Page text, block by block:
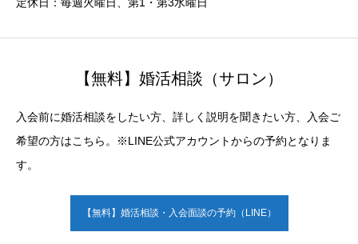
【無料】婚活相談（サロン）
入会前に婚活相談をしたい方、詳しく説明を聞きたい方、入会ご
希望の方はこちら。※LINE公式アカウントからの予約となりま
す。
【無料】婚活相談・入会面談の予約（LINE）